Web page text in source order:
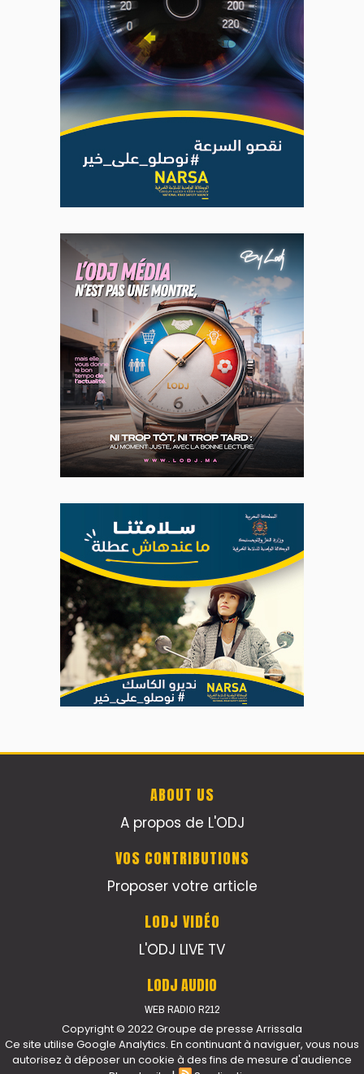
ABOUT US
A propos de L'ODJ
VOS CONTRIBUTIONS
Proposer votre article
LODJ VIDÉO
L'ODJ LIVE TV
LODJ AUDIO
WEB RADIO R212
Copyright © 2022 Groupe de presse Arrissala
Ce site utilise Google Analytics. En continuant à naviguer, vous nous
autorisez à déposer un cookie à des fins de mesure d'audience